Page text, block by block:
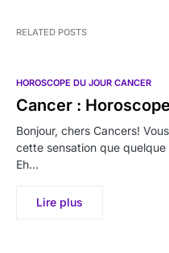
RELATED POSTS
HOROSCOPE DU JOUR CANCER
Cancer :
Bonjour, chers Cancers!
cette sensation que
Eh…
Lire plus